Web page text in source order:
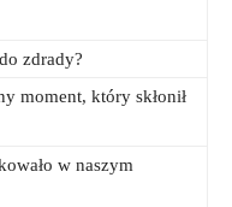
zdrady?
moment, który skłonił
w naszym